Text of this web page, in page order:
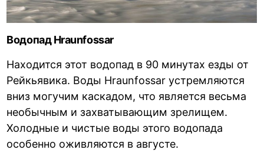
Водопад Hraunfossar
Находится этот водопад в 90 минутах езды от
Рейкьявика. Воды Hraunfossar устремляются
вниз могучим каскадом, что является весьма
необычным и захватывающим зрелищем.
Холодные и чистые воды этого водопада
особенно оживляются в августе.